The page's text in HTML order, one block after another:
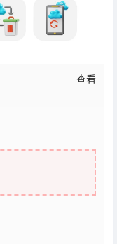
查看